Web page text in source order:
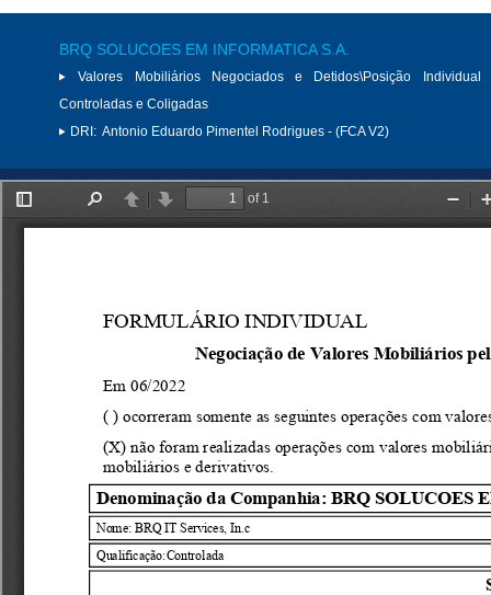
BRQ SOLUCOES EM INFORMATICA S.A.
Valores Mobiliários Negociados e Detidos\Posição
Controladas e Coligadas
DRI: Antonio Eduardo Pimentel Rodrigues - (FCA V2)